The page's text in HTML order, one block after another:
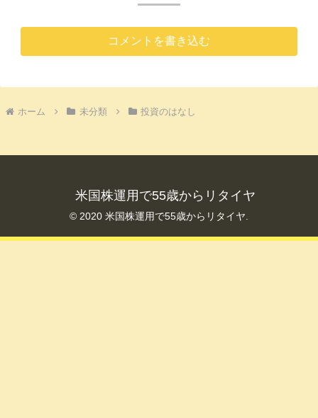
コメントを書き込む
ホーム 未分類 投資のはなし
米国株運用で55歳からリタイヤ
© 2020 米国株運用で55歳からリタイヤ.